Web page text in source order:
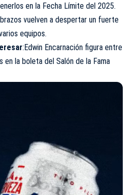
en la Fecha Límite del 2025.
vuelven a despertar un fuerte
equipos.
:Edwin Encarnación figura entre
en la boleta del Salón de la Fama